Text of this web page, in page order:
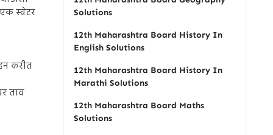
स्वेटर
करीत
ताव
Solutions
12th Maharashtra Board History In
English Solutions
12th Maharashtra Board History In
Marathi Solutions
12th Maharashtra Board Maths
Solutions